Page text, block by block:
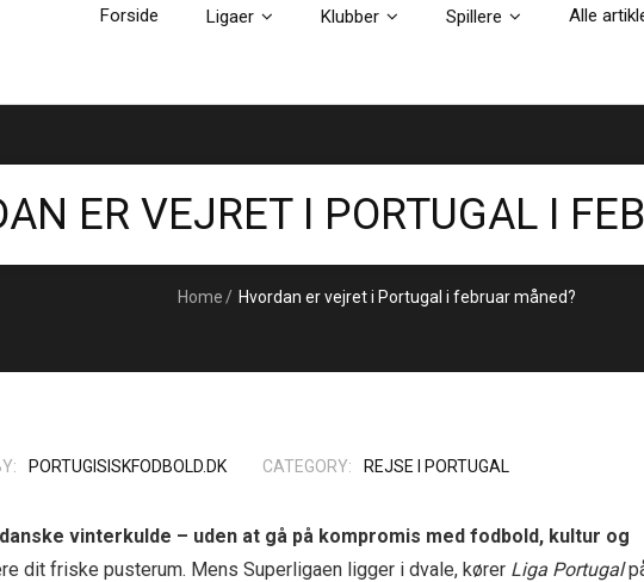
Forside Ligaer Klubber Spillere Alle
ER VEJRET I PORTUGAL I
Home / Hvordan er vejret i Portugal i februar måned?
PORTUGISISKFODBOLD.DK CATEGORY: REJSE I PORTUGAL
vinterkulde – uden at gå på kompromis med fodbold, kultur og
dit friske pusterum. Mens Superligaen ligger i dvale, kører Liga Portugal